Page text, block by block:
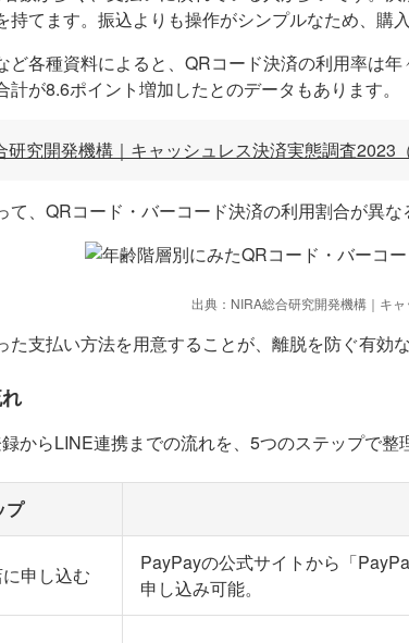
持てます。振込よりも操作がシンプルなため、購
ど各種資料によると、QRコード決済の利用率は
計が8.6ポイント増加したとのデータもあります。
研究開発機構｜キャッシュレス決済実態調査2023（
て、QRコード・バーコード決済の利用割合が異な
出典：NIRA総合研究開発機構｜キ
た支払い方法を用意することが、離脱を防ぐ有効な
からLINE連携までの流れを、5つのステップで
プ
申し込む
PayPayの公式サイトから「
申し込み可能。